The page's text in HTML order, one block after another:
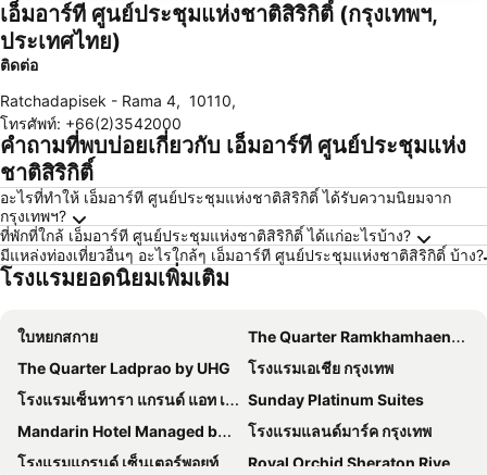
เอ็มอาร์ที ศูนย์ประชุมแห่งชาติสิริกิติ์ (กรุงเทพฯ,
ประเทศไทย)
ติดต่อ
Ratchadapisek - Rama 4, 10110,
โทรศัพท์: +66(2)3542000
คำถามที่พบบ่อยเกี่ยวกับ เอ็มอาร์ที ศูนย์ประชุมแห่ง
ชาติสิริกิติ์
อะไรที่ทำให้ เอ็มอาร์ที ศูนย์ประชุมแห่งชาติสิริกิติ์ ได้รับความนิยมจาก
กรุงเทพฯ?
ที่พักที่ใกล้ เอ็มอาร์ที ศูนย์ประชุมแห่งชาติสิริกิติ์ ได้แก่อะไรบ้าง?
มีแหล่งท่องเที่ยวอื่นๆ อะไรใกล้ๆ เอ็มอาร์ที ศูนย์ประชุมแห่งชาติสิริกิติ์ บ้าง?
โรงแรมยอดนิยมเพิ่มเติม
ใบหยกสกาย
The Quarter Ramkhamhaeng by UHG
The Quarter Ladprao by UHG
โรงแรมเอเชีย กรุงเทพ
โรงแรมเซ็นทารา แกรนด์ แอท เซ็นทรัลพลาซ่าลาดพร้าว กรุงเทพฯ
Sunday Platinum Suites
Mandarin Hotel Managed by Centre Point
โรงแรมแลนด์มาร์ค กรุงเทพ
โรงแรมแกรนด์ เซ็นเตอร์พอยท์ เทอร์มินัล 21
Royal Orchid Sheraton Riverside Hotel Bangkok